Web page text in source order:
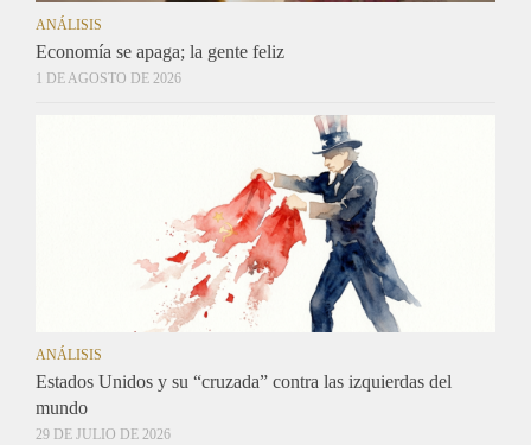
ANÁLISIS
Economía se apaga; la gente feliz
1 DE AGOSTO DE 2026
ANÁLISIS
Estados Unidos y su “cruzada” contra las izquierdas del
mundo
29 DE JULIO DE 2026